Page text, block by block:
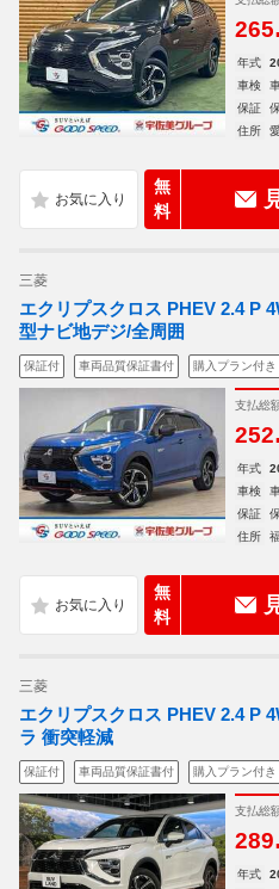
265
年式
車検
保証
住所
無
料
三菱
エクリプスクロス PHEV 2.4 P
型ナビ地デジ/全周囲
保証付 車両品質保証書付 購入プラン付き
支払総
252
年式
車検
保証
住所
無
料
三菱
エクリプスクロス PHEV 2.4 P
ラ 衝突軽減
保証付 車両品質保証書付 購入プラン付き
支払総
289
年式